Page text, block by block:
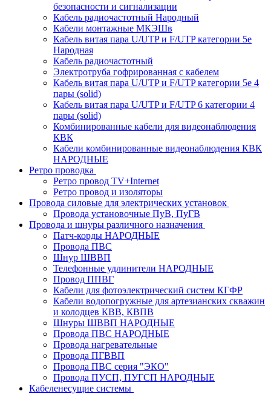
безопасности и сигнализации
Кабель радиочастотный Народный
Кабели монтажные МКЭШв
Кабель витая пара U/UTP и F/UTP категории 5е
Народная
Кабель радиочастотный
Электротруба гофрированная с кабелем
Кабель витая пара U/UTP и F/UTP категории 5e 4
пары (solid)
Кабель витая пара U/UTP и F/UTP 6 категории 4
пары (solid)
Комбинированные кабели для видеонаблюдения
КВК
Кабели комбинированные видеонаблюдения КВК
НАРОДНЫЕ
Ретро проводка
Ретро провод TV+Internet
Ретро провод и изоляторы
Провода силовые для электрических установок
Провода установочные ПуВ, ПуГВ
Провода и шнуры различного назначения
Патч-корды НАРОДНЫЕ
Провода ПВС
Шнур ШВВП
Телефонные удлинители НАРОДНЫЕ
Провод ППВГ
Кабели для фотоэлектрический систем КГФР
Кабели водопогружные для артезианских скважин
и колодцев КВВ, КВПВ
Шнуры ШВВП НАРОДНЫЕ
Провода ПВС НАРОДНЫЕ
Провода нагревательные
Провода ПГВВП
Провода ПВС серия "ЭКО"
Провода ПУСП, ПУГСП НАРОДНЫЕ
Кабеленесущие системы